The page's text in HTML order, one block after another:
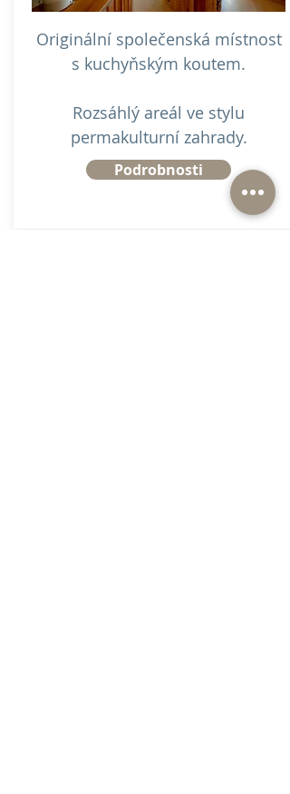
Originální společenská místnost
s kuchyňským koutem.
Rozsáhlý areál ve stylu
permakulturní zahrady.
Podrobnosti